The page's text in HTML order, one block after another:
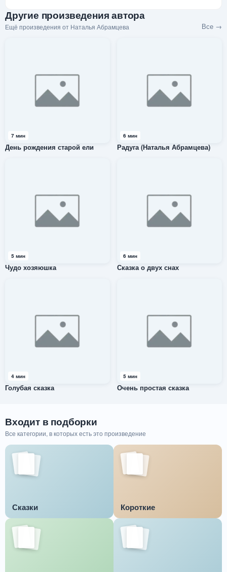
Другие произведения автора
Ещё произведения от Наталья Абрамцева Все →
7 мин
День рождения старой ели
6 мин
Радуга (Наталья Абрамцева)
5 мин
Чудо хозяюшка
6 мин
Сказка о двух снах
4 мин
Голубая сказка
5 мин
Очень простая сказка
Входит в подборки
Все категории, в которых есть это произведение
Сказки Короткие